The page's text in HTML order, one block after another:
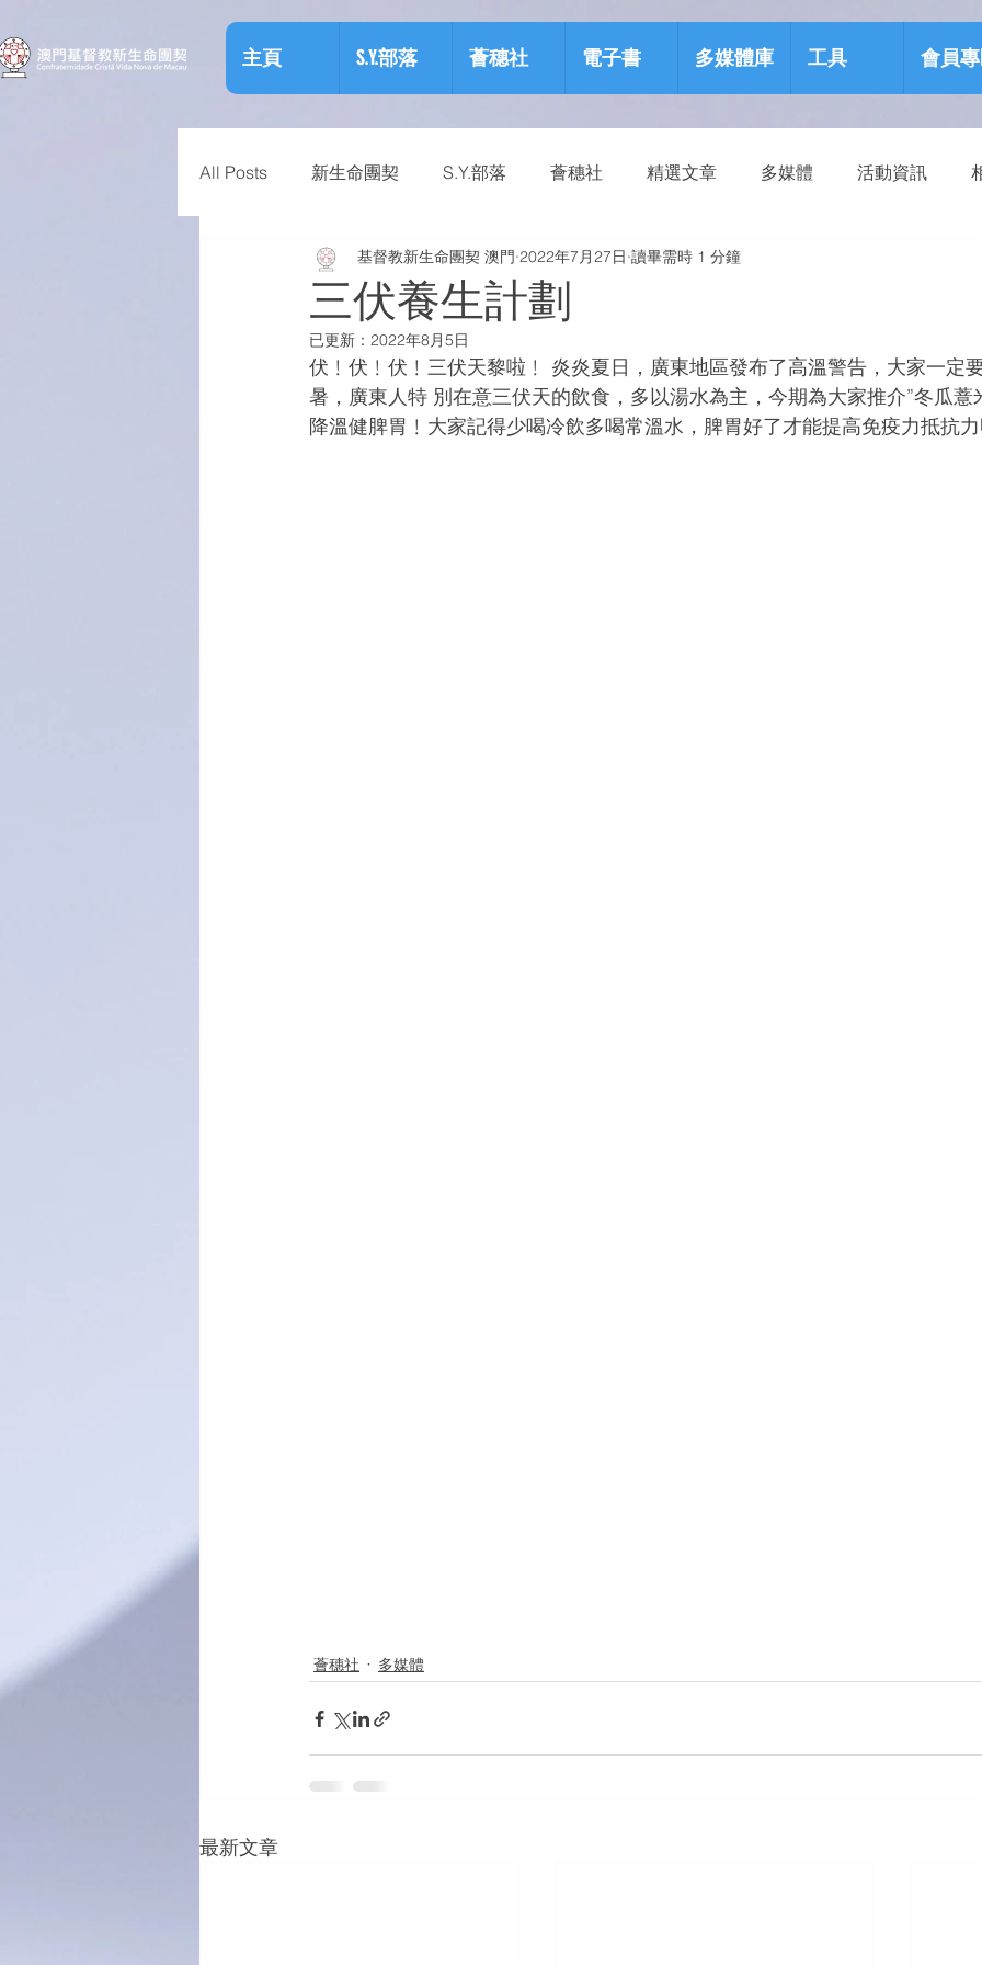
主頁 S.Y.部落 薈穗社 電子書 多媒體庫 工具 會員
All Posts 新生命團契 S.Y.部落 薈穗社 精選文章 多媒體 活動資訊
預防物質濫用資源包 健康生活
三伏養生計劃
基督教新生命團契 澳門 2022年7月27日 讀畢需時 1 分鐘
已更新： 2022年8月5日
伏﹗伏﹗伏﹗三伏天黎啦﹗ 炎炎夏日，廣東地區發布了高溫警告，大家一定
暑，廣東人特 別在意三伏天的飲食，多以湯水為主，今期為大家推介”冬瓜薏
降溫健脾胃﹗大家記得少喝冷飲多喝常溫水，脾胃好了才能提高免疫力抵抗
薈穗社 多媒體
最新文章